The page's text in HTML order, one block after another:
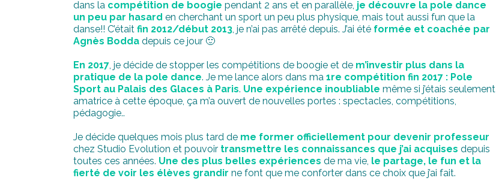
dans la compétition de boogie pendant 2 ans et en parallèle, je découvre la pole dance
un peu par hasard en cherchant un sport un peu plus physique, mais tout aussi fun que la
danse!! C’était fin 2012/début 2013 , je n’ai pas arrêté depuis. J’ai été formée et coachée par
Agnès Bodda depuis ce jour 🙂
En 2017 , je décide de stopper les compétitions de boogie et de m’investir plus dans la
pratique de la pole dance. Je me lance alors dans ma 1re compétition fin 2017 : Pole
Sport au Palais des Glaces à Paris. Une expérience inoubliable même si j’étais seulement
amatrice à cette époque, ça m’a ouvert de nouvelles portes : spectacles, compétitions,
pédagogie..
Je décide quelques mois plus tard de me former officiellement pour devenir professeur
chez Studio Evolution et pouvoir transmettre les connaissances que j’ai acquises depuis
toutes ces années. Une des plus belles expériences de ma vie, le partage, le fun et la
fierté de voir les élèves grandir ne font que me conforter dans ce choix que j’ai fait.